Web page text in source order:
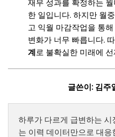
재무 성과를 확정하는
한 일입니다. 하지만 월
고 익월 마감작업을 통
변화가 너무 빠릅니다.
계 로 불확실한 미래에
글쓴이: 김주
하루가 다르게 급변하는 시
는 이력 데이터만으로 대